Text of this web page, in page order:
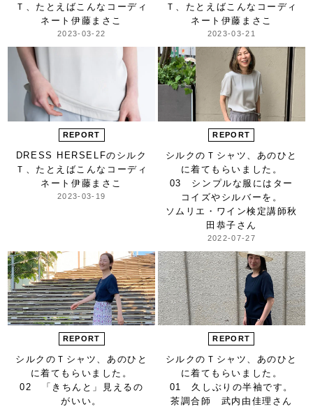
Ｔ、 たとえばこんなコーディ
ネート伊藤まさこ
2023-03-22
Ｔ、 たとえばこんなコーディ
ネート 伊藤まさこ
2023-03-21
REPORT
DRESS HERSELFのシルク
Ｔ、 たとえばこんなコーディ
ネート伊藤まさこ
2023-03-19
REPORT
シルクのＴシャツ、 あのひと
に着てもらいました。
03 シンプルな服には ター
コイズやシルバーを。
ソムリエ・ワイン検定講師秋
田恭子さん
2022-07-27
REPORT
シルクのＴシャツ、 あのひと
に着てもらいました。
02 「きちんと」見えるの
がいい。
REPORT
シルクのＴシャツ、 あのひと
に着てもらいました。
01 久しぶりの半袖です。
茶調合師 武内由佳理さん